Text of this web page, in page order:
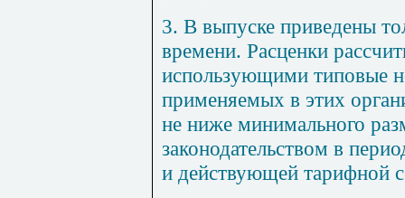
3. В выпуске приведены
времени. Расценки
использующими типовые
применяемых в этих
не ниже минимального
законодательством в
и действующей тарифной